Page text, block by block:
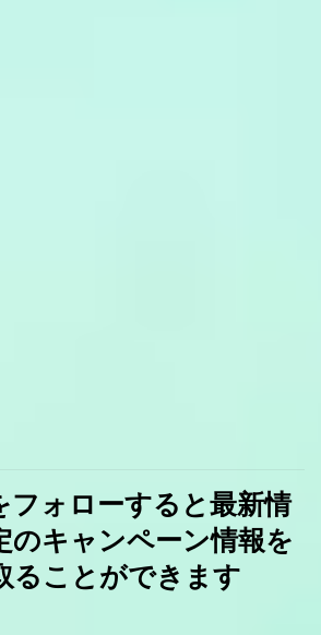
ォローすると最新情
のキャンペーン情報を
ることができます